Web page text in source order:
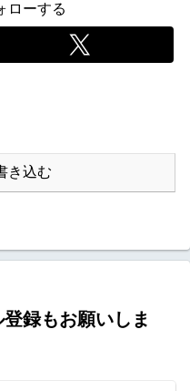
ローする
き込む
録もお願いしま